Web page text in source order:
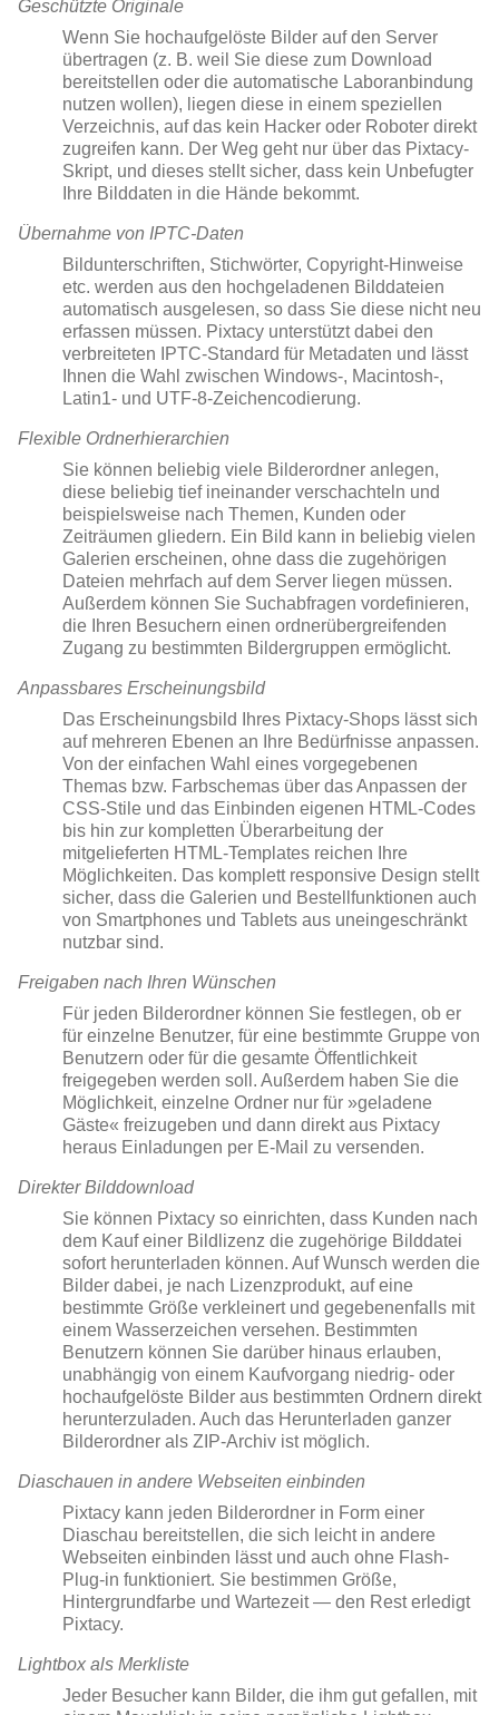
Geschützte Originale
Wenn Sie hochaufgelöste Bilder auf den Server
übertragen (z. B. weil Sie diese zum Download
bereitstellen oder die automatische Laboranbindung
nutzen wollen), liegen diese in einem speziellen
Verzeichnis, auf das kein Hacker oder Roboter direkt
zugreifen kann. Der Weg geht nur über das Pixtacy-
Skript, und dieses stellt sicher, dass kein Unbefugter
Ihre Bilddaten in die Hände bekommt.
Übernahme von IPTC-Daten
Bildunterschriften, Stichwörter, Copyright-Hinweise
etc. werden aus den hochgeladenen Bilddateien
automatisch ausgelesen, so dass Sie diese nicht neu
erfassen müssen. Pixtacy unterstützt dabei den
verbreiteten IPTC-Standard für Metadaten und lässt
Ihnen die Wahl zwischen Windows-, Macintosh-,
Latin1- und UTF-8-Zeichencodierung.
Flexible Ordnerhierarchien
Sie können beliebig viele Bilderordner anlegen,
diese beliebig tief ineinander verschachteln und
beispielsweise nach Themen, Kunden oder
Zeiträumen gliedern. Ein Bild kann in beliebig vielen
Galerien erscheinen, ohne dass die zugehörigen
Dateien mehrfach auf dem Server liegen müssen.
Außerdem können Sie Suchabfragen vordefinieren,
die Ihren Besuchern einen ordnerübergreifenden
Zugang zu bestimmten Bildergruppen ermöglicht.
Anpassbares Erscheinungsbild
Das Erscheinungsbild Ihres Pixtacy-Shops lässt sich
auf mehreren Ebenen an Ihre Bedürfnisse anpassen.
Von der einfachen Wahl eines vorgegebenen
Themas bzw. Farbschemas über das Anpassen der
CSS-Stile und das Einbinden eigenen HTML-Codes
bis hin zur kompletten Überarbeitung der
mitgelieferten HTML-Templates reichen Ihre
Möglichkeiten. Das komplett responsive Design stellt
sicher, dass die Galerien und Bestellfunktionen auch
von Smartphones und Tablets aus uneingeschränkt
nutzbar sind.
Freigaben nach Ihren Wünschen
Für jeden Bilderordner können Sie festlegen, ob er
für einzelne Benutzer, für eine bestimmte Gruppe von
Benutzern oder für die gesamte Öffentlichkeit
freigegeben werden soll. Außerdem haben Sie die
Möglichkeit, einzelne Ordner nur für »geladene
Gäste« freizugeben und dann direkt aus Pixtacy
heraus Einladungen per E-Mail zu versenden.
Direkter Bilddownload
Sie können Pixtacy so einrichten, dass Kunden nach
dem Kauf einer Bildlizenz die zugehörige Bilddatei
sofort herunterladen können. Auf Wunsch werden die
Bilder dabei, je nach Lizenzprodukt, auf eine
bestimmte Größe verkleinert und gegebenenfalls mit
einem Wasserzeichen versehen. Bestimmten
Benutzern können Sie darüber hinaus erlauben,
unabhängig von einem Kaufvorgang niedrig- oder
hochaufgelöste Bilder aus bestimmten Ordnern direkt
herunterzuladen. Auch das Herunterladen ganzer
Bilderordner als ZIP-Archiv ist möglich.
Diaschauen in andere Webseiten einbinden
Pixtacy kann jeden Bilderordner in Form einer
Diaschau bereitstellen, die sich leicht in andere
Webseiten einbinden lässt und auch ohne Flash-
Plug-in funktioniert. Sie bestimmen Größe,
Hintergrundfarbe und Wartezeit — den Rest erledigt
Pixtacy.
Lightbox als Merkliste
Jeder Besucher kann Bilder, die ihm gut gefallen, mit